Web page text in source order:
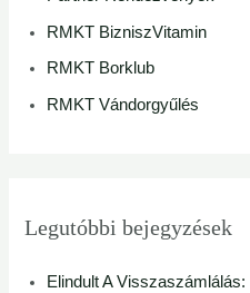
:
RMKT BizniszVitamin
RMKT Borklub
RMKT Vándorgyűlés
Legutóbbi bejegyzések
Elindult A